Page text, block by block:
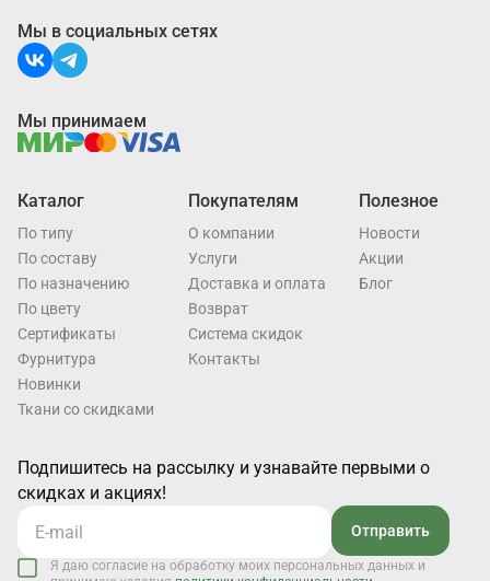
Каталог
По типу
По составу
По назначению
По цвету
Cертификаты
Фурнитура
Новинки
Ткани со скидками
Покупателям
О компании
Услуги
Доставка и оплата
Возврат
Система скидок
Контакты
Полезное
Новости
Акции
Блог
Подпишитесь на рассылку и узнавайте первыми о
скидках и акциях!
Отправить
Я даю согласие на обработку моих персональных данных и
Мы в социальных сетях
Мы принимаем